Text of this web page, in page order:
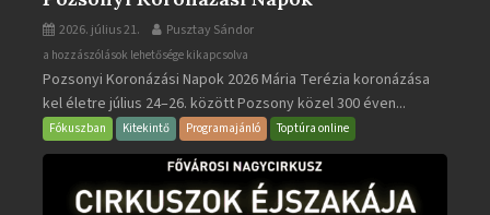
2026. július 21. Pusztay Sándor
Pozsonyi
Koronázási
Napok
bejegyzéshez
a hozzászólások lehetősége kikapcsolva
Pozsonyi Koronázási Napok 2026 Mária Terézia koronázása
kel életre július 24–26. között Pozsony közel 300 éven...
Fókuszban Kitekintő Programajánló Toptúra online